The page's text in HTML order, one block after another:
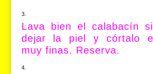
Lava bien el calabacín
dejar la piel y córtalo
muy finas. Reserva.